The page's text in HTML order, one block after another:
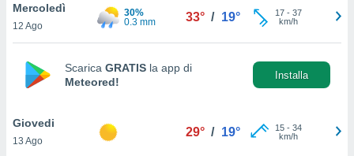
un
la
nella
Mercoledì
12 Ago
30%
0.3 mm
33° / 19° 17- 37
km/h
Scarica GRATIS la app di
Meteored!
Installa
Giovedi
13 Ago
29° / 19° 15- 34
km/h